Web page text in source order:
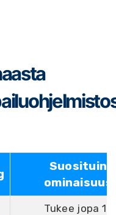
Suosituin
ominaisuus
Tukee jopa 12